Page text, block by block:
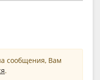
сообщения, Вам
.